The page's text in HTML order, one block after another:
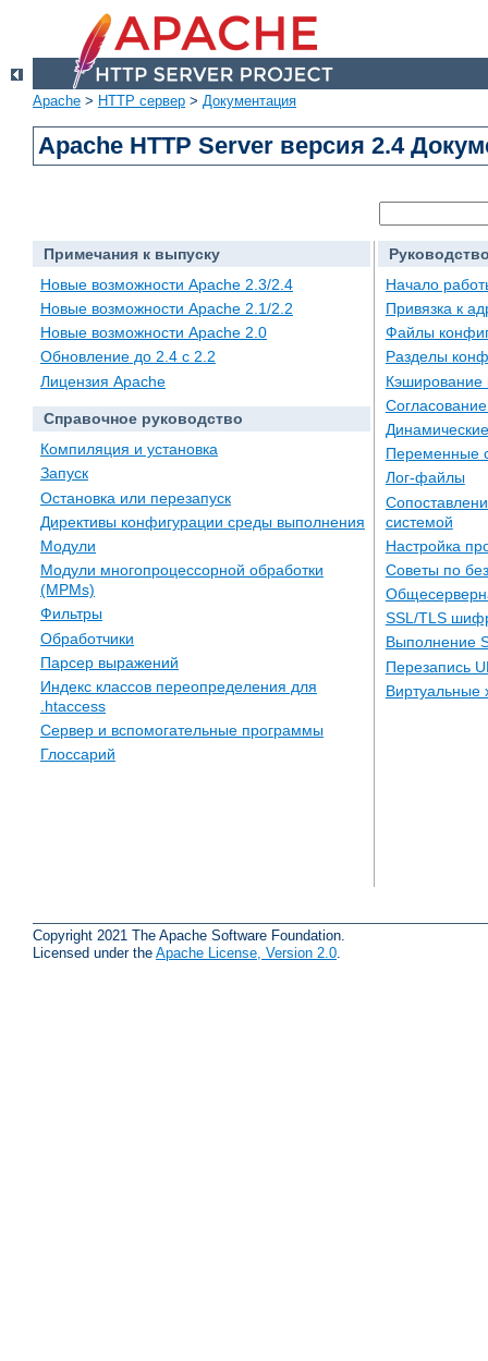
Apache > HTTP сервер > Документация
Apache HTTP Server версия 2.4
Примечания к выпуску
Новые возможности Apache 2.3/2.4
Новые возможности Apache 2.1/2.2
Новые возможности Apache 2.0
Обновление до 2.4 с 2.2
Лицензия Apache
Справочное руководство
Компиляция и установка
Запуск
Остановка или перезапуск
Директивы конфигурации среды выполнения
Модули
Модули многопроцессорной обработки
(MPMs)
Фильтры
Обработчики
Парсер выражений
Индекс классов переопределения для
.htaccess
Сервер и вспомогательные программы
Глоссарий
Начало
Привязка к
Файлы
Разделы
Кэширование
Переменные
Лог-файлы
системой
Настройка
Советы по
SSL/TLS
Выполнение
Перезапись
Виртуальные
Copyright 2021 The Apache Software Foundation.
Licensed under the Apache License, Version 2.0